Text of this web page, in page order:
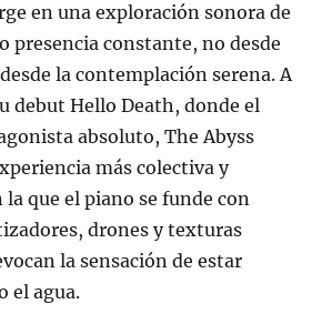
en una exploración sonora de
presencia constante, no desde
la contemplación serena. A
debut Hello Death, donde el
absoluto, The Abyss
más colectiva y
que el piano se funde con
drones y texturas
la sensación de estar
el agua.